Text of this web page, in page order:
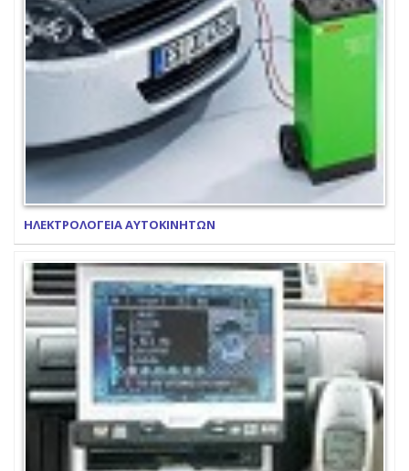
ΗΛΕΚΤΡΟΛΟΓΕΙΑ ΑΥΤΟΚΙΝΗΤΩΝ